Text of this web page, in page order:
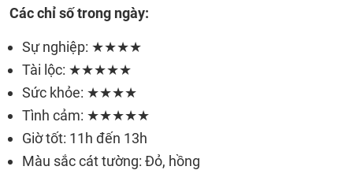
Các chỉ số trong ngày:
Sự nghiệp: ★★★★
Tài lộc: ★★★★★
Sức khỏe: ★★★★
Tình cảm: ★★★★★
Giờ tốt: 11h đến 13h
Màu sắc cát tường: Đỏ, hồng